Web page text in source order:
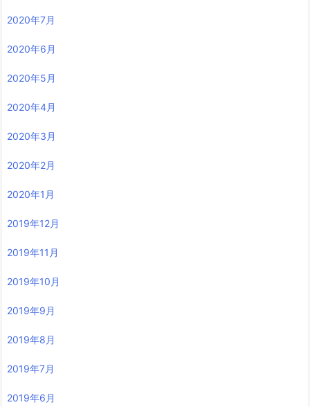
2020年7月
2020年6月
2020年5月
2020年4月
2020年3月
2020年2月
2020年1月
2019年12月
2019年11月
2019年10月
2019年9月
2019年8月
2019年7月
2019年6月